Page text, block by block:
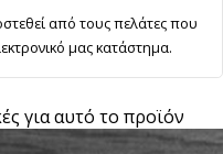
από τους πελάτες που
μας κατάστημα.
για αυτό το προϊόν